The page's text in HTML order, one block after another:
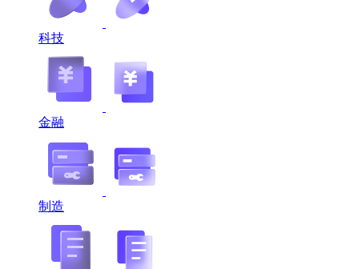
科技
金融
制造